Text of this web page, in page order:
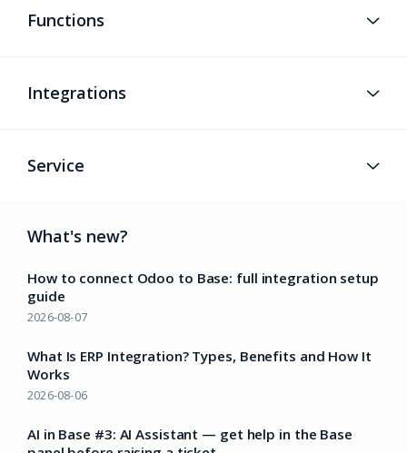
Functions
Integrations
Service
What's new?
How to connect Odoo to Base: full integration setup
guide
2026-08-07
What Is ERP Integration? Types, Benefits and How It
Works
2026-08-06
AI in Base #3: AI Assistant — get help in the Base